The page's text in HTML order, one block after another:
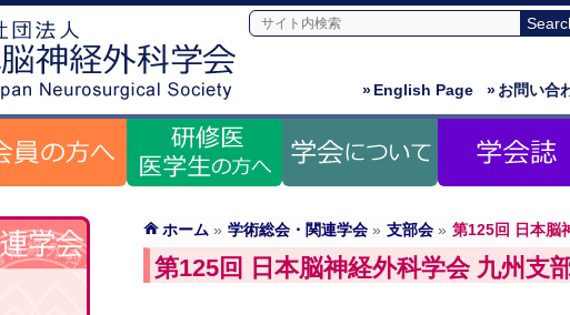
»お問い合
»English Page
ホーム » 学術総会・関連学会 » 支部会 » 第125回 日本脳
第125回 日本脳神経外科学会 九州支